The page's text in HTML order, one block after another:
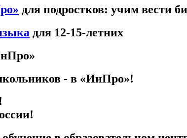
для подростков: учим вести
для 12-15-летних
- в «ИнПро»!